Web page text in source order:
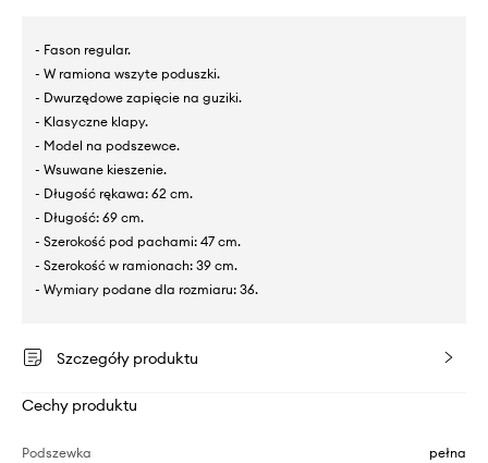
- Fason regular.
- W ramiona wszyte poduszki.
- Dwurzędowe zapięcie na guziki.
- Klasyczne klapy.
- Model na podszewce.
- Wsuwane kieszenie.
- Długość rękawa: 62 cm.
- Długość: 69 cm.
- Szerokość pod pachami: 47 cm.
- Szerokość w ramionach: 39 cm.
- Wymiary podane dla rozmiaru: 36.
Szczegóły produktu
Cechy produktu
Podszewka pełna